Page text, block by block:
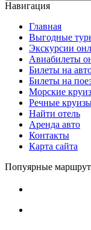
Навигация
Главная
Выгодные
Экскурсии
Авиабилеты
Билеты на
Билеты на
Морские
Речные
Найти отель
Аренда авто
Контакты
Карта сайта
Попуярные